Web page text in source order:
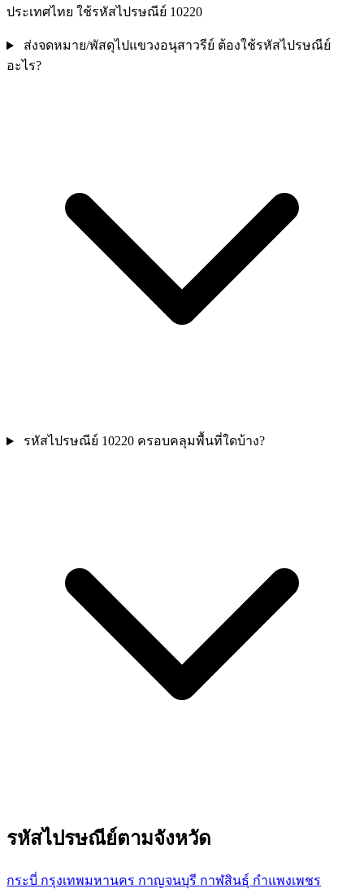
ประเทศไทย ใช้รหัสไปรษณีย์ 10220
ส่งจดหมาย/พัสดุไปแขวงอนุสาวรีย์ ต้องใช้รหัสไปรษณีย์
อะไร?
รหัสไปรษณีย์ 10220 ครอบคลุมพื้นที่ใดบ้าง?
รหัสไปรษณีย์ตามจังหวัด
กระบี่ กรุงเทพมหานคร กาญจนบุรี กาฬสินธุ์ กำแพงเพชร